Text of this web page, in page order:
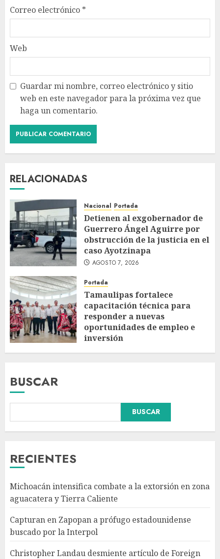
Correo electrónico *
Web
Guardar mi nombre, correo electrónico y sitio
web en este navegador para la próxima vez que
haga un comentario.
RELACIONADAS
Nacional Portada
Detienen al exgobernador de
Guerrero Ángel Aguirre por
obstrucción de la justicia en el
caso Ayotzinapa
AGOSTO 7, 2026
Portada
Tamaulipas fortalece
capacitación técnica para
responder a nuevas
oportunidades de empleo e
inversión
BUSCAR
BUSCAR
RECIENTES
Michoacán intensifica combate a la extorsión en zona
aguacatera y Tierra Caliente
Capturan en Zapopan a prófugo estadounidense
buscado por la Interpol
Christopher Landau desmiente artículo de Foreign
3
Christopher Landau
desmiente artículo de Foreign
4
Detienen al exgobernador de
Guerrero Ángel Aguirre por
caso Ayotzinapa
AGOSTO 7, 2026